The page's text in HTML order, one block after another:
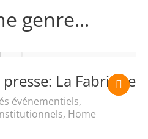
genre...
La Fabrique
événementiels,
, Home